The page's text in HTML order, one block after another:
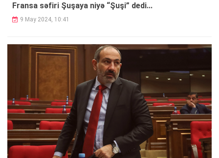
Fransa səfiri Şuşaya niyə “Şuşi” dedi...
9 May 2024, 10:41